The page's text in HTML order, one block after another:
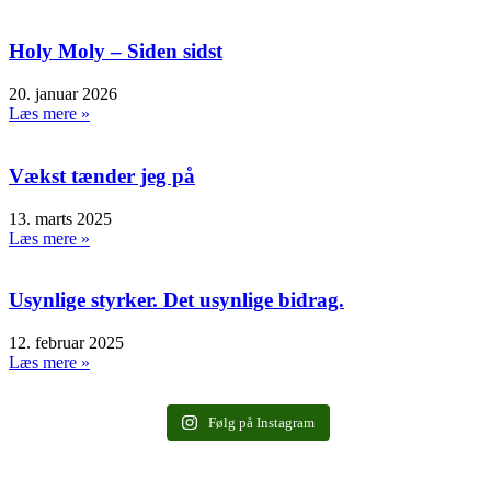
Holy Moly – Siden sidst
20. januar 2026
Læs mere »
Vækst tænder jeg på
13. marts 2025
Læs mere »
Usynlige styrker. Det usynlige bidrag.
12. februar 2025
Læs mere »
Følg på Instagram